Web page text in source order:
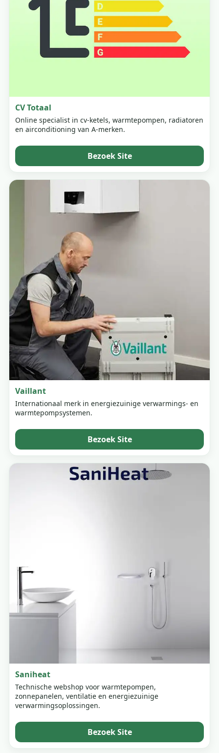
CV Totaal
Online specialist in cv-ketels, warmtepompen, radiatoren
en airconditioning van A-merken.
Bezoek Site
Vaillant
Internationaal merk in energiezuinige verwarmings- en
warmtepompsystemen.
Bezoek Site
Saniheat
Technische webshop voor warmtepompen,
zonnepanelen, ventilatie en energiezuinige
verwarmingsoplossingen.
Bezoek Site